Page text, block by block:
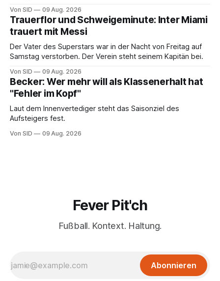
Von SID 09 Aug. 2026
Trauerflor und Schweigeminute: Inter Miami
trauert mit Messi
Der Vater des Superstars war in der Nacht von Freitag auf
Samstag verstorben. Der Verein steht seinem Kapitän bei.
Von SID 09 Aug. 2026
Becker: Wer mehr will als Klassenerhalt hat
"Fehler im Kopf"
Laut dem Innenvertediger steht das Saisonziel des
Aufsteigers fest.
Von SID 09 Aug. 2026
Fever Pit'ch
Fußball. Kontext. Haltung.
Abonnieren